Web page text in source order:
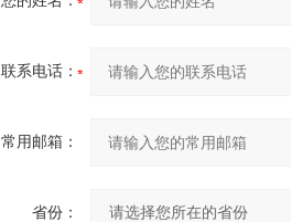
联系电话：
常用邮箱：
省份：